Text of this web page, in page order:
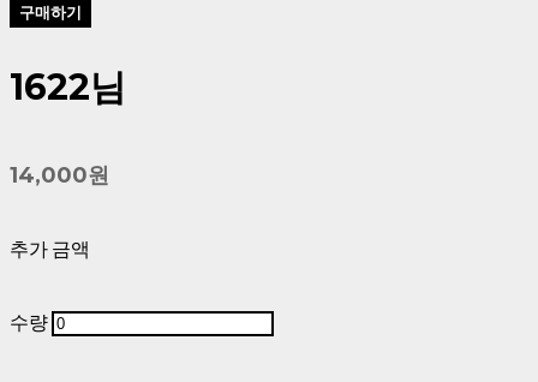
구매하기
1622님
14,000원
추가 금액
수량